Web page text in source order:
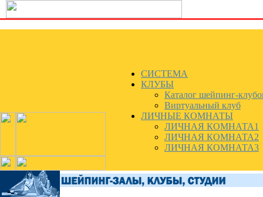
СИСТЕМА
КЛУБЫ
Каталог шейпинг-
Виртуальный клуб
ЛИЧНЫЕ КОМНАТЫ
ЛИЧНАЯ КОМНАТА1
ЛИЧНАЯ КОМНАТА2
ЛИЧНАЯ КОМНАТА3